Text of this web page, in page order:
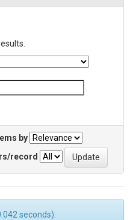
by
record
seconds).